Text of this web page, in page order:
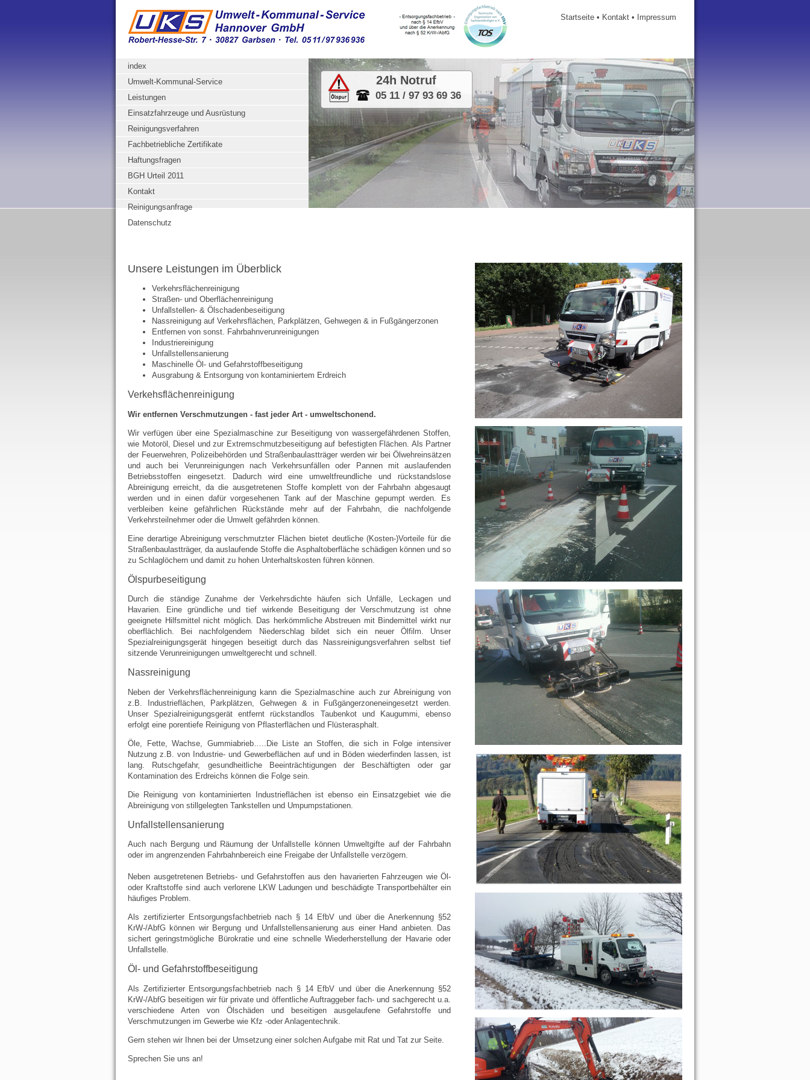
Startseite • Kontakt • Impressum
index
Umwelt-Kommunal-Service
Leistungen
Einsatzfahrzeuge und Ausrüstung
Reinigungsverfahren
Fachbetriebliche Zertifikate
Haftungsfragen
BGH Urteil 2011
Kontakt
Reinigungsanfrage
Datenschutz
24h Notruf
05 11 / 97 93 69 36
Unsere Leistungen im Überblick
Verkehrsflächenreinigung
Straßen- und Oberflächenreinigung
Unfallstellen- & Ölschadenbeseitigung
Nassreinigung auf Verkehrsflächen, Parkplätzen, Gehwegen & in Fußgängerzonen
Entfernen von sonst. Fahrbahnverunreinigungen
Industriereinigung
Unfallstellensanierung
Maschinelle Öl- und Gefahrstoffbeseitigung
Ausgrabung & Entsorgung von kontaminiertem Erdreich
Verkehsflächenreinigung
Wir entfernen Verschmutzungen - fast jeder Art - umweltschonend.
Wir verfügen über eine Spezialmaschine zur Beseitigung von wassergefährdenen Stoffen,
wie Motoröl, Diesel und zur Extremschmutzbeseitigung auf befestigten Flächen. Als Partner
der Feuerwehren, Polizeibehörden und Straßenbaulastträger werden wir bei Ölwehreinsätzen
und auch bei Verunreinigungen nach Verkehrsunfällen oder Pannen mit auslaufenden
Betriebsstoffen eingesetzt. Dadurch wird eine umweltfreundliche und rückstandslose
Abreinigung erreicht, da die ausgetretenen Stoffe komplett von der Fahrbahn abgesaugt
werden und in einen dafür vorgesehenen Tank auf der Maschine gepumpt werden. Es
verbleiben keine gefährlichen Rückstände mehr auf der Fahrbahn, die nachfolgende
Verkehrsteilnehmer oder die Umwelt gefährden können.
Eine derartige Abreinigung verschmutzter Flächen bietet deutliche (Kosten-)Vorteile für die
Straßenbaulastträger, da auslaufende Stoffe die Asphaltoberfläche schädigen können und so
zu Schlaglöchern und damit zu hohen Unterhaltskosten führen können.
Ölspurbeseitigung
Durch die ständige Zunahme der Verkehrsdichte häufen sich Unfälle, Leckagen und
Havarien. Eine gründliche und tief wirkende Beseitigung der Verschmutzung ist ohne
geeignete Hilfsmittel nicht möglich. Das herkömmliche Abstreuen mit Bindemittel wirkt nur
oberflächlich. Bei nachfolgendem Niederschlag bildet sich ein neuer Ölfilm. Unser
Spezialreinigungsgerät hingegen beseitigt durch das Nassreinigungsverfahren selbst tief
sitzende Verunreinigungen umweltgerecht und schnell.
Nassreinigung
Neben der Verkehrsflächenreinigung kann die Spezialmaschine auch zur Abreinigung von
z.B. Industrieflächen, Parkplätzen, Gehwegen & in Fußgängerzoneneingesetzt werden.
Unser Spezialreinigungsgerät entfernt rückstandlos Taubenkot und Kaugummi, ebenso
erfolgt eine porentiefe Reinigung von Pflasterflächen und Flüsterasphalt.
Öle, Fette, Wachse, Gummiabrieb…..Die Liste an Stoffen, die sich in Folge intensiver
Nutzung z.B. von Industrie- und Gewerbeflächen auf und in Böden wiederfinden lassen, ist
lang. Rutschgefahr, gesundheitliche Beeinträchtigungen der Beschäftigten oder gar
Kontamination des Erdreichs können die Folge sein.
Die Reinigung von kontaminierten Industrieflächen ist ebenso ein Einsatzgebiet wie die
Abreinigung von stillgelegten Tankstellen und Umpumpstationen.
Unfallstellensanierung
Auch nach Bergung und Räumung der Unfallstelle können Umweltgifte auf der Fahrbahn
oder im angrenzenden Fahrbahnbereich eine Freigabe der Unfallstelle verzögern.
Neben ausgetretenen Betriebs- und Gefahrstoffen aus den havarierten Fahrzeugen wie Öl-
oder Kraftstoffe sind auch verlorene LKW Ladungen und beschädigte Transportbehälter ein
häufiges Problem.
Als zertifizierter Entsorgungsfachbetrieb nach § 14 EfbV und über die Anerkennung §52
KrW-/AbfG können wir Bergung und Unfallstellensanierung aus einer Hand anbieten. Das
sichert geringstmögliche Bürokratie und eine schnelle Wiederherstellung der Havarie oder
Unfallstelle.
Öl- und Gefahrstoffbeseitigung
Als Zertifizierter Entsorgungsfachbetrieb nach § 14 EfbV und über die Anerkennung §52
KrW-/AbfG beseitigen wir für private und öffentliche Auftraggeber fach- und sachgerecht u.a.
verschiedene Arten von Ölschäden und beseitigen ausgelaufene Gefahrstoffe und
Verschmutzungen im Gewerbe wie Kfz -oder Anlagentechnik.
Gern stehen wir Ihnen bei der Umsetzung einer solchen Aufgabe mit Rat und Tat zur Seite.
Sprechen Sie uns an!